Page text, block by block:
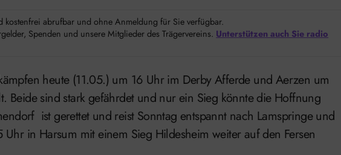
kostenfrei abrufbar und ohne Anmeldung für Sie verfügbar.
Spenden und unsere Mitglieder des Trägervereins. Unterstützen auch Sie radio
heute (11.05.) um 16 Uhr im Derby Afferde und Aerzen um
Beide sind stark gefährdet und nur ein Sieg könnte die Hoffnung
ist gerettet und reist Sonntag entspannt nach Lamspringe und
in Harsum mit einem Sieg Hildesheim weiter auf den Fersen